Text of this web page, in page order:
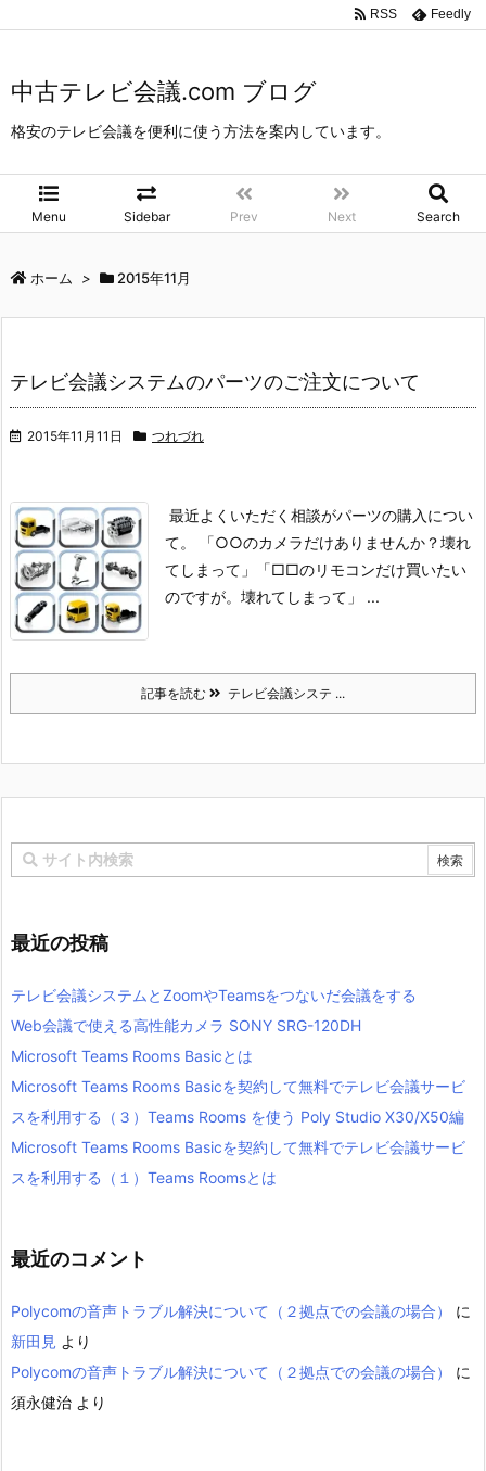
中古テレビ会議.com ブログ
格安のテレビ会議を便利に使う方法を案内しています。
Menu Sidebar Prev Next Search
RSS Feedly
ホーム > 2015年11月
テレビ会議システムのパーツのご注文について
2015年11月11日 つれづれ
最近よくいただく相談がパーツの購入につい
て。
「○○のカメラだけありませんか？壊れ
てしまって」
「□□のリモコンだけ買いたい
のですが。壊れてしまって」 ...
記事を読む テレビ会議システ ...
最近の投稿
テレビ会議システムとZoomやTeamsをつないだ会議をする
Web会議で使える高性能カメラ SONY SRG-120DH
Microsoft Teams Rooms Basicとは
Microsoft Teams Rooms Basicを契約して無料でテレビ会議サービ
スを利用する（３）Teams Rooms を使う Poly Studio X30/X50編
Microsoft Teams Rooms Basicを契約して無料でテレビ会議サービ
スを利用する（１）Teams Roomsとは
最近のコメント
Polycomの音声トラブル解決について（２拠点での会議の場合）
に
新田見 より
Polycomの音声トラブル解決について（２拠点での会議の場合）
に
須永健治 より